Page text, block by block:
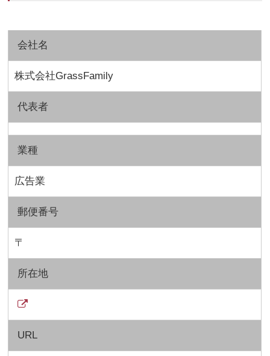
会社名
株式会社GrassFamily
代表者
業種
広告業
郵便番号
〒
所在地
URL